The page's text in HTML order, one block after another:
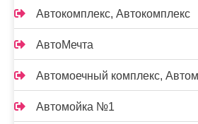
Автокомплекс, Автокомплекс
АвтоМечта
Автомоечный комплекс,
Автомойка №1